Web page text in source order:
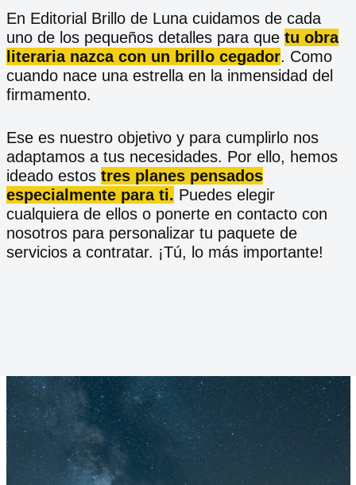
En Editorial Brillo de Luna cuidamos de cada
uno de los pequeños detalles para que tu obra
literaria nazca con un brillo cegador. Como
cuando nace una estrella en la inmensidad del
firmamento.
Ese es nuestro objetivo y para cumplirlo nos
adaptamos a tus necesidades. Por ello, hemos
ideado estos tres planes pensados
especialmente para ti. Puedes elegir
cualquiera de ellos o ponerte en contacto con
nosotros para personalizar tu paquete de
servicios a contratar. ¡Tú, lo más importante!